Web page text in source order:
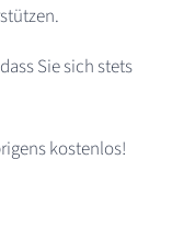
Sie sich stets
kostenlos!